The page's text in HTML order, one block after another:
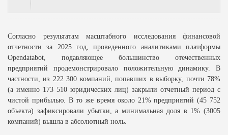
Согласно результатам масштабного исследования финансовой
отчетности за 2025 год, проведенного аналитиками платформы
Opendatabot, подавляющее большинство отечественных
предприятий продемонстрировало положительную динамику. В
частности, из 222 300 компаний, попавших в выборку, почти 78%
(а именно 173 510 юридических лиц) закрыли отчетный период с
чистой прибылью. В то же время около 21% предприятий (45 752
объекта) зафиксировали убытки, а минимальная доля в 1% (3005
компаний) вышла в абсолютный ноль.